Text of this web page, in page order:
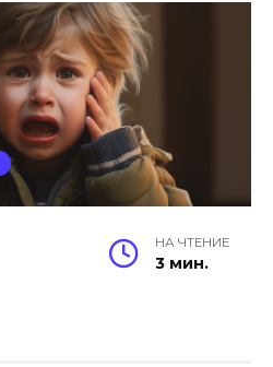
НА ЧТЕНИЕ
3 мин.